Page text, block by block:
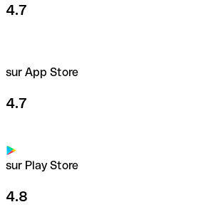
4.7
sur App Store
4.7
sur Play Store
4.8